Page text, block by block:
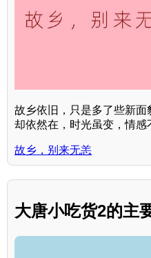
故乡依旧，只是多了些新
却依然在，时光虽变，情感
故乡，别来无恙
大唐小吃货2的主